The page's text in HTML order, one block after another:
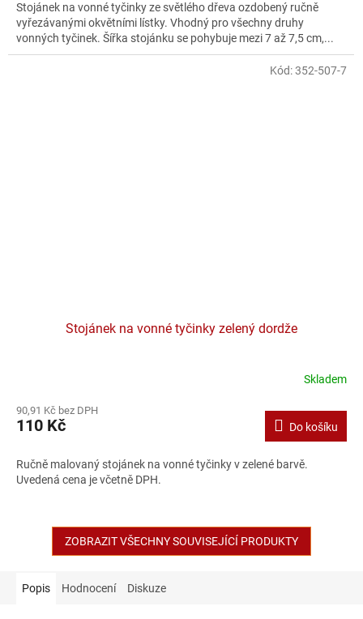
Stojánek na vonné tyčinky ze světlého dřeva ozdobený ručně
vyřezávanými okvětními lístky. Vhodný pro všechny druhy
vonných tyčinek. Šířka stojánku se pohybuje mezi 7 až 7,5 cm,...
Stojánek na vonné tyčinky zelený dordže
Skladem
90,91 Kč bez DPH
110 Kč Do košíku
Ručně malovaný stojánek na vonné tyčinky v zelené barvě.
Uvedená cena je včetně DPH.
Kód:352-507-7
ZOBRAZIT VŠECHNY SOUVISEJÍCÍ PRODUKTY
Popis Hodnocení Diskuze